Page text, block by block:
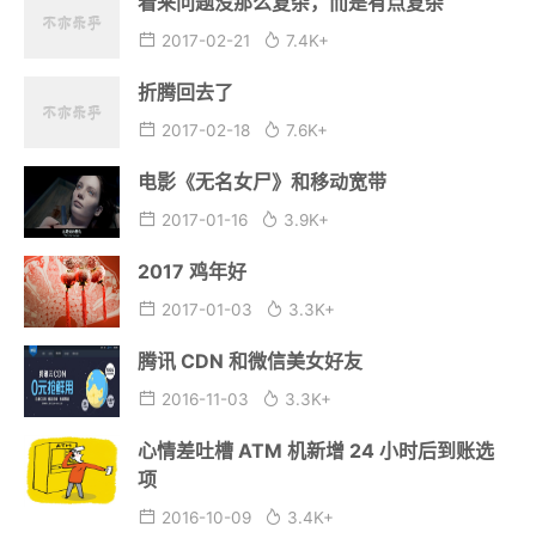
不支持 Samba 协议的康佳智能电视机
电影《长城》、《摔跤吧，爸爸》、《会计
2017-06-11 3.2K+
博客终于通网了
2017-02-22
看来问题没那么复杂，而是有点复杂
2017-02-21 7.4K+
折腾回去了
2017-02-18 7.6K+